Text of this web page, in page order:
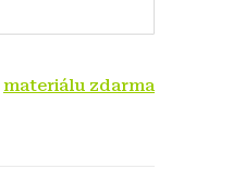
materiálu zdarma